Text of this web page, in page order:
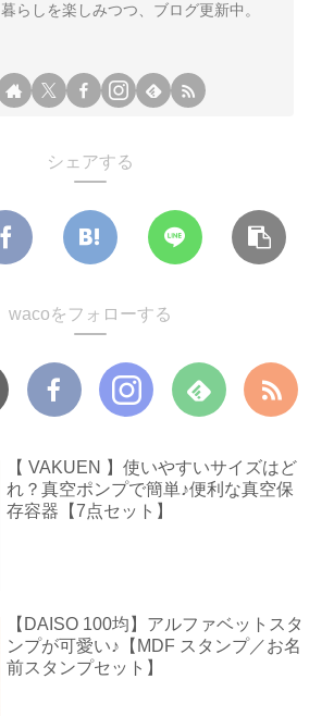
暮らしを楽しみつつ、ブログ更新中。
シェアする
wacoをフォローする
【 VAKUEN 】使いやすいサイズはど
れ？真空ポンプで簡単♪便利な真空保
存容器【7点セット】
【DAISO 100均】アルファベットスタ
ンプが可愛い♪【MDF スタンプ／お名
前スタンプセット】